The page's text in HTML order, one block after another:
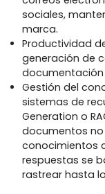
No se trata
de resolver
Servicio de
fluida de
Apoyo en
los equipos
correos
sociales,
marca.